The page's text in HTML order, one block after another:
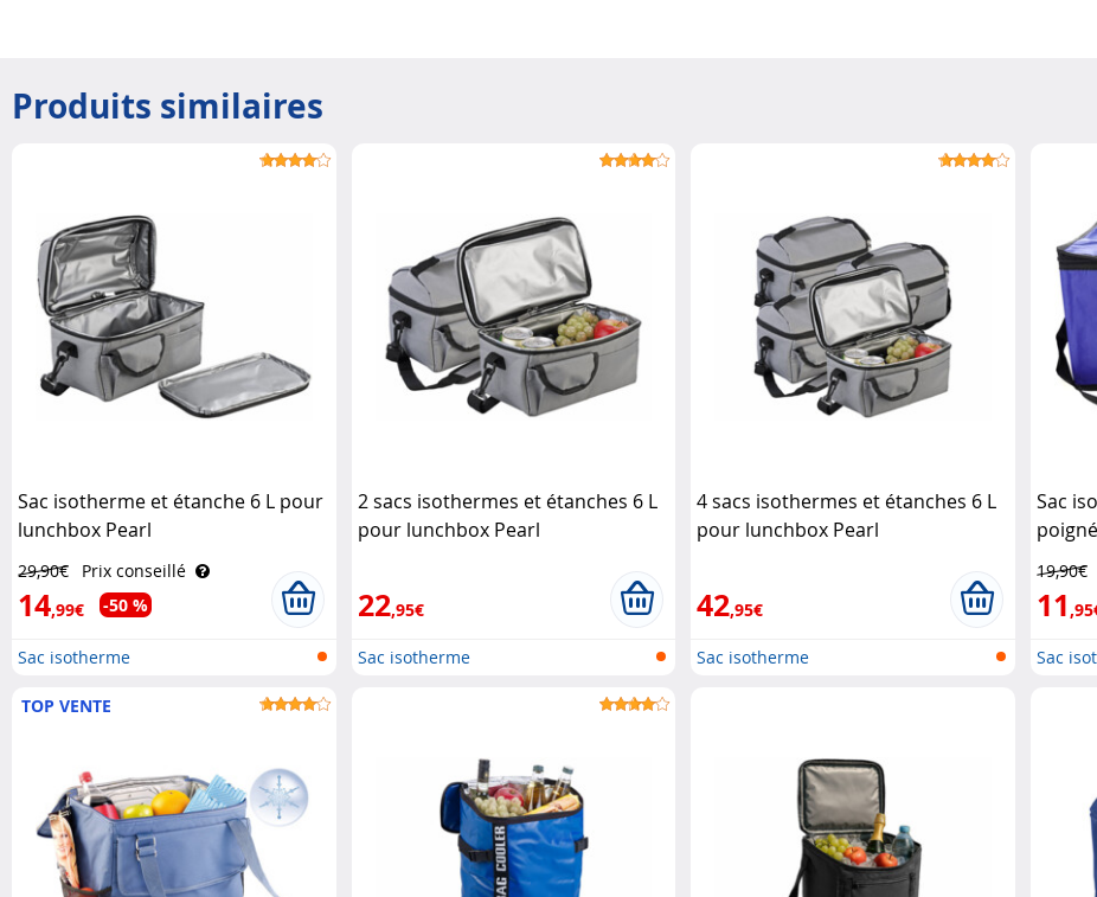
Produits similaires
Sac isotherme et étanche 6 L pour
lunchbox Pearl
29,90€ Prix conseillé
14,99€ -50 %
Sac isotherme
2 sacs isothermes et étanches 6 L
pour lunchbox Pearl
22,95€
Sac isotherme
4 sacs isothermes et étanches 6 L
pour lunchbox Pearl
42,95€
Sac isotherme
Sac
19,90€
11
Sac
TOP VENTE